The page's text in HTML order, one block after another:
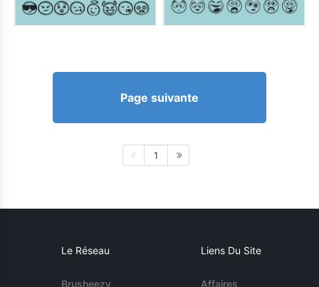
Page suivante
1
Le Réseau
Brusheezy
Liens Du Site
Affaires